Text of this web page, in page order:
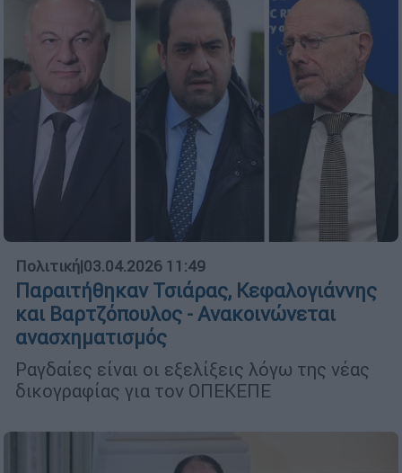
Πολιτική|03.04.2026 11:49
Παραιτήθηκαν Τσιάρας, Κεφαλογιάννης
και Βαρτζόπουλος - Ανακοινώνεται
ανασχηματισμός
Ραγδαίες είναι οι εξελίξεις λόγω της νέας
δικογραφίας για τον ΟΠΕΚΕΠΕ